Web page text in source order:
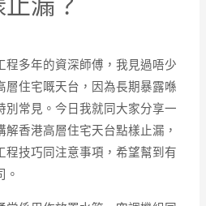
程多年的資深師傅，我見過唔少
層住宅嘅天台，因為長期暴露喺
別常見。今日我就同大家分享一
香港高層住宅天台點樣止漏，
程技巧同注意事項，希望幫到有
。